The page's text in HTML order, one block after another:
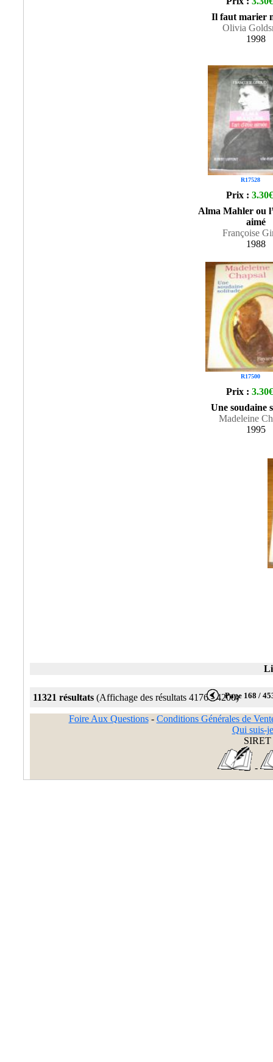
Il faut marier
Olivia
1998
R17528
Prix : 3.30€
Alma Mahler ou
aimé
Françoise
1988
R17500
Prix : 3.30€
Une soudaine
Madeleine
1995
11321 résultats (Affichage des résultats 4176 - 4200)Page 168 /
Foire Aux Questions- Conditions Générales de
Qui suis-
SIRET
-